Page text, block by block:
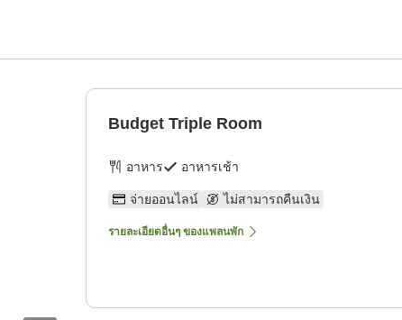
Budget Triple Room
อาหาร อาหารเช้า
จ่ายออนไลน์ ไม่สามารถคืนเงิน
รายละเอียดอื่นๆ ของแพลนพัก